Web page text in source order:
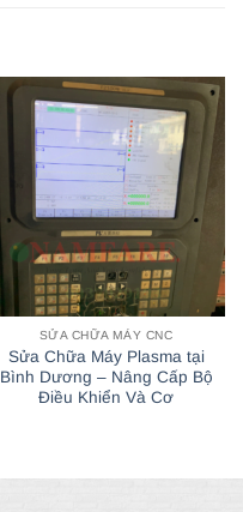
SỬA CHỮA MÁY CNC
Sửa Chữa Máy Plasma tại
Bình Dương – Nâng Cấp Bộ
Điều Khiển Và Cơ